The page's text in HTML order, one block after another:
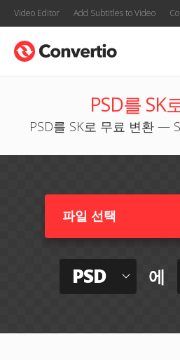
Video Editor Add Subtitles to Video
PSD를 SK
PSD를 SK로 무료 변환 —
파일 선택
PSD 에